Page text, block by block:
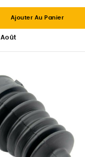
Ajouter Au Panier
Août